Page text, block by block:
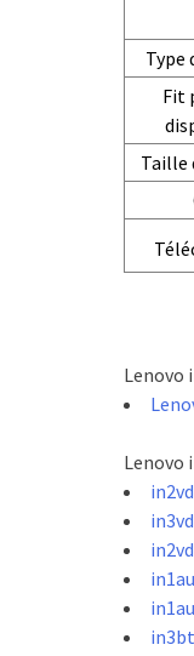
Type
Fit
Taille
Lenovo
Lenovo